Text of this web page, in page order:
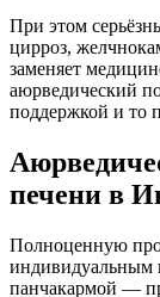
При этом
цирроз,
заменяет
аюрведический
поддержкой и то
печени в
Полноценную
индивидуальным
панчакармой —